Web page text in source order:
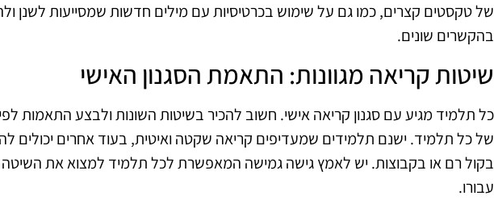
של טקסטים קצרים, כמו גם על שימוש בכרטיסיות עם מילים חדשות שמסייעות לשנן
בהקשרים שונים.
שיטות קריאה מגוונות: התאמת הסגנון האישי
כל תלמיד מגיע עם סגנון קריאה אישי. חשוב להכיר בשיטות השונות ולבצע התאמות
של כל תלמיד. ישנם תלמידים שמעדיפים קריאה שקטה ואיטית, בעוד אחרים יכולים
בקול רם או בקבוצות. יש לאמץ גישה גמישה המאפשרת לכל תלמיד למצוא את השיטה
עבורו.